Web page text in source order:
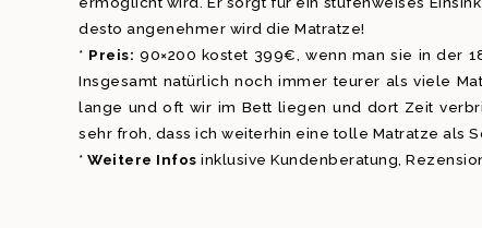
desto angenehmer wird die Matratze!
* Preis: 90×200 kostet 399€, wenn man sie in der
Insgesamt natürlich noch immer teurer als viele
lange und oft wir im Bett liegen und dort Zeit
sehr froh, dass ich weiterhin eine tolle Matratze als
* Weitere Infos inklusive Kundenberatung,